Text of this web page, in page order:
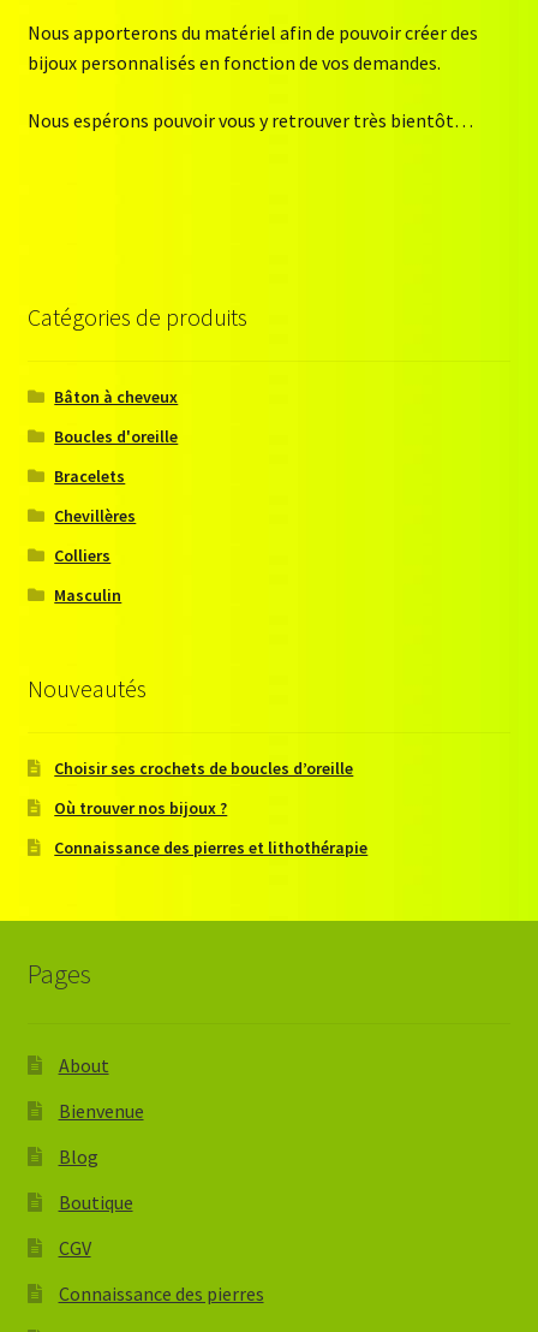
Nous apporterons du matériel afin de pouvoir créer des
bijoux personnalisés en fonction de vos demandes.
Nous espérons pouvoir vous y retrouver très bientôt…
Catégories de produits
Bâton à cheveux
Boucles d'oreille
Bracelets
Chevillères
Colliers
Masculin
Nouveautés
Choisir ses crochets de boucles d’oreille
Où trouver nos bijoux ?
Connaissance des pierres et lithothérapie
Pages
About
Bienvenue
Blog
Boutique
CGV
Connaissance des pierres